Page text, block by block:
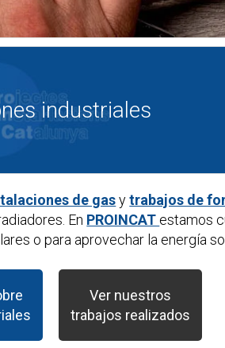
industriales
de gasytrabajos de
En PROINCAT estamos
o para aprovechar la energía
Ver nuestros
trabajos realizados